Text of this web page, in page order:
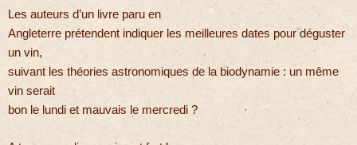
Les auteurs d’un livre paru en
Angleterre prétendent indiquer les meilleures dates pour déguster
un vin,
suivant les théories astronomiques de la biodynamie : un même
vin serait
bon le lundi et mauvais le mercredi ?